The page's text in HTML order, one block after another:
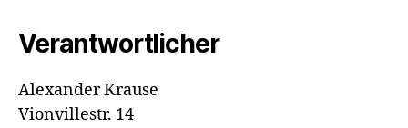
Verantwortlicher
Alexander Krause
Vionvillestr. 14